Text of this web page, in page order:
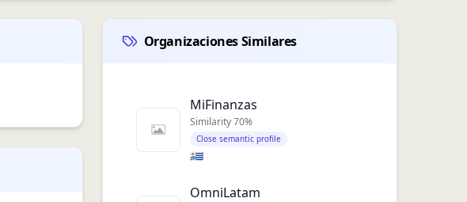
Organizaciones Similares
MiFinanzas
Similarity70%
Close semantic profile
🇺🇾
OmniLatam